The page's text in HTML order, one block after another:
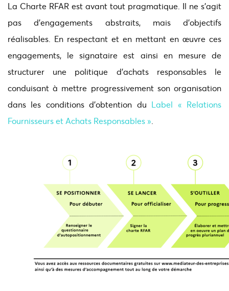
La Charte RFAR est avant tout pragmatique. Il ne s'agit
pas d'engagements abstraits, mais d'objectifs
réalisables. En respectant et en mettant en œuvre ces
engagements, le signataire est ainsi en mesure de
structurer une politique d’achats responsables le
conduisant à mettre progressivement son organisation
dans les conditions d’obtention du Label « Relations
Fournisseurs et Achats Responsables »